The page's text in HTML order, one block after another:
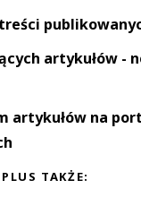
artykułów -
artykułów na
TAKŻE: